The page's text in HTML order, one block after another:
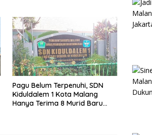
Pagu Belum Terpenuhi, SDN
Kiduldalem 1 Kota Malang
Hanya Terima 8 Murid Baru